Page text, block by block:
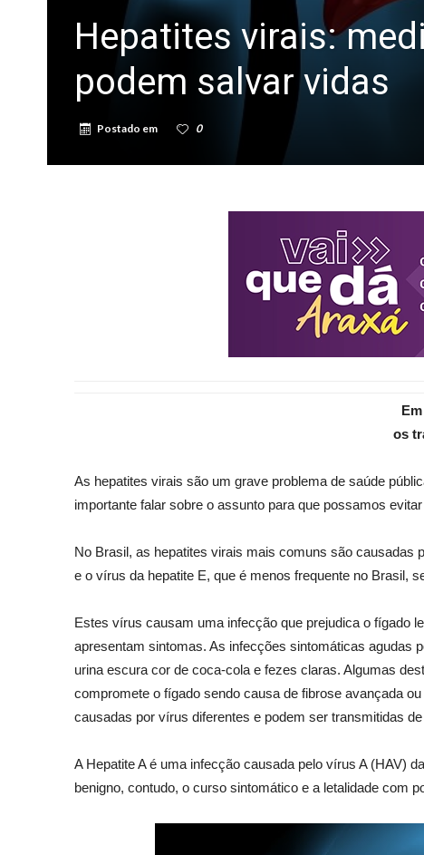
Hepatites virais:
podem salvar vidas
Postado em 0
os
As hepatites virais são um grave problema de saúde
importante falar sobre o assunto para que possamos
No Brasil, as hepatites virais mais comuns são causadas
e o vírus da hepatite E, que é menos frequente no Brasil,
Estes vírus causam uma infecção que prejudica o fígado
apresentam sintomas. As infecções sintomáticas agudas
urina escura cor de coca-cola e fezes claras. Algumas
compromete o fígado sendo causa de fibrose avançada
causadas por vírus diferentes e podem ser transmitidas
A Hepatite A é uma infecção causada pelo vírus A (HAV)
benigno, contudo, o curso sintomático e a letalidade com